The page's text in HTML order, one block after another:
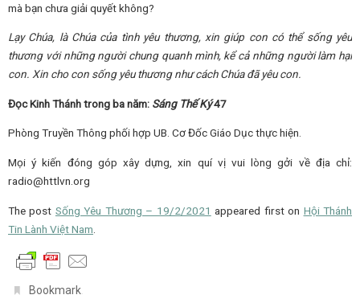
mà bạn chưa giải quyết không?
Lạy Chúa, là Chúa của tình yêu thương, xin giúp con có thể sống yêu
thương với những người chung quanh mình, kể cả những người làm hại
con. Xin cho con sống yêu thương như cách Chúa đã yêu con.
Đọc Kinh Thánh trong ba năm: Sáng Thế Ký47
Phòng Truyền Thông phối hợp UB. Cơ Đốc Giáo Dục thực hiện.
Mọi ý kiến đóng góp xây dựng, xin quí vị vui lòng gởi về địa chỉ:
radio@httlvn.org
The post Sống Yêu Thương – 19/2/2021 appeared first on Hội Thánh
Tin Lành Việt Nam
Bookmark.